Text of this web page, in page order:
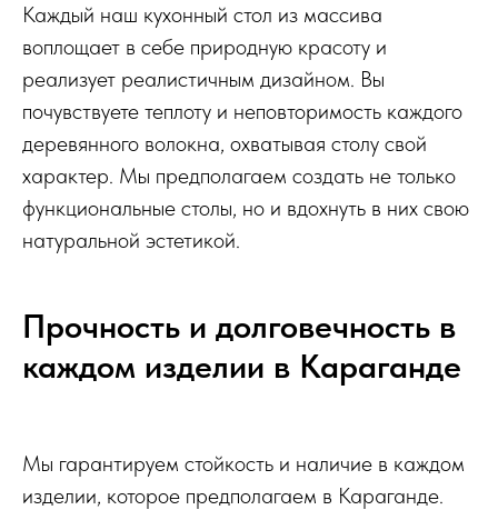
Каждый наш кухонный стол из массива
воплощает в себе природную красоту и
реализует реалистичным дизайном. Вы
почувствуете теплоту и неповторимость каждого
деревянного волокна, охватывая столу свой
характер. Мы предполагаем создать не только
функциональные столы, но и вдохнуть в них свою
натуральной эстетикой.
Прочность и долговечность в
каждом изделии в Караганде
Мы гарантируем стойкость и наличие в каждом
изделии, которое предполагаем в Караганде.